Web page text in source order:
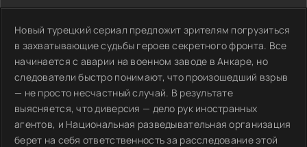
Новый турецкий сериал предложит зрителям погрузиться
в захватывающие судьбы героев секретного фронта. Все
начинается с аварии на военном заводе в Анкаре, но
следователи быстро понимают, что произошедший взрыв
— не просто несчастный случай. В результате
выясняется, что диверсия — дело рук иностранных
агентов, и Национальная разведывательная организация
берет на себя ответственность за расследование этой